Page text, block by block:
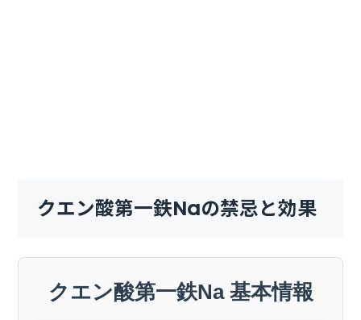
クエン酸第一鉄Naの禁忌と効果
クエン酸第一鉄Na 基本情報